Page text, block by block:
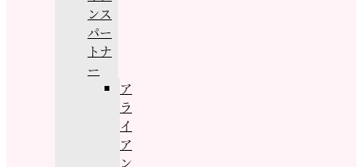
ンス
パー
トナ
ー
ア
ラ
イ
ア
ン